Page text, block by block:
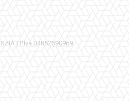
| P.Iva 04852590969